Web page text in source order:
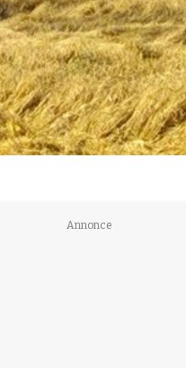
Annonce